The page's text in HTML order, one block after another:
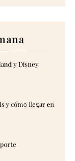
y Disney
y cómo llegar en